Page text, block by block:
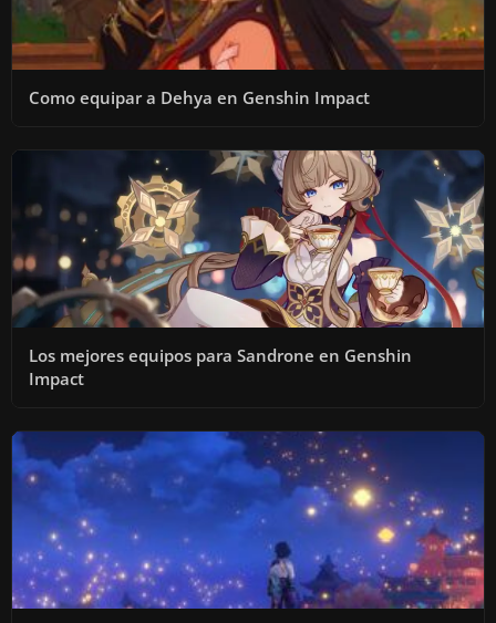
Como equipar a Dehya en Genshin Impact
Los mejores equipos para Sandrone en Genshin
Impact